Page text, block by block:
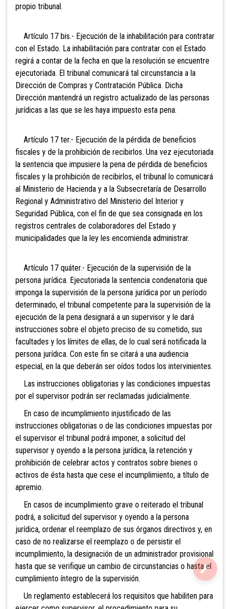
propio tribunal.
Artículo 17 bis.- Ejecución de la inhabilitación para contratar
con el Estado. La inhabilitación para contratar con el Estado
regirá a contar de la fecha en que la resolución se encuentre
ejecutoriada. El tribunal comunicará tal circunstancia a la
Dirección de Compras y Contratación Pública. Dicha
Dirección mantendrá un registro actualizado de las personas
jurídicas a las que se les haya impuesto esta pena.
Artículo 17 ter.- Ejecución de la pérdida de beneficios
fiscales y de la prohibición de recibirlos. Una vez ejecutoriada
la sentencia que impusiere la pena de pérdida de beneficios
fiscales y la prohibición de recibirlos, el tribunal lo comunicará
al Ministerio de Hacienda y a la Subsecretaría de Desarrollo
Regional y Administrativo del Ministerio del Interior y
Seguridad Pública, con el fin de que sea consignada en los
registros centrales de colaboradores del Estado y
municipalidades que la ley les encomienda administrar.
Artículo 17 quáter.- Ejecución de la supervisión de la
persona jurídica. Ejecutoriada la sentencia condenatoria que
imponga la supervisión de la persona jurídica por un período
determinado, el tribunal competente para la supervisión de la
ejecución de la pena designará a un supervisor y le dará
instrucciones sobre el objeto preciso de su cometido, sus
facultades y los límites de ellas, de lo cual será notificada la
persona jurídica. Con este fin se citará a una audiencia
especial, en la que deberán ser oídos todos los intervinientes.
Las instrucciones obligatorias y las condiciones impuestas
por el supervisor podrán ser reclamadas judicialmente.
En caso de incumplimiento injustificado de las
instrucciones obligatorias o de las condiciones impuestas por
el supervisor el tribunal podrá imponer, a solicitud del
supervisor y oyendo a la persona jurídica, la retención y
prohibición de celebrar actos y contratos sobre bienes o
activos de ésta hasta que cese el incumplimiento, a título de
apremio.
En casos de incumplimiento grave o reiterado el tribunal
podrá, a solicitud del supervisor y oyendo a la persona
jurídica, ordenar el reemplazo de sus órganos directivos y, en
caso de no realizarse el reemplazo o de persistir el
incumplimiento, la designación de un administrador provisional
hasta que se verifique un cambio de circunstancias o hasta el
cumplimiento íntegro de la supervisión.
Un reglamento establecerá los requisitos que habiliten para